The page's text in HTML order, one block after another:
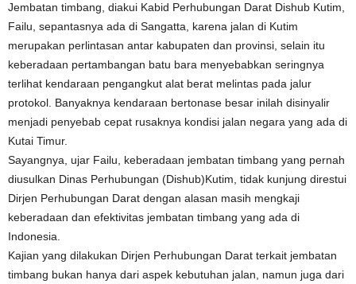
Jembatan timbang, diakui Kabid Perhubungan Darat Dishub Kutim,
Failu, sepantasnya ada di Sangatta, karena jalan di Kutim
merupakan perlintasan antar kabupaten dan provinsi, selain itu
keberadaan pertambangan batu bara menyebabkan seringnya
terlihat kendaraan pengangkut alat berat melintas pada jalur
protokol. Banyaknya kendaraan bertonase besar inilah disinyalir
menjadi penyebab cepat rusaknya kondisi jalan negara yang ada di
Kutai Timur.
Sayangnya, ujar Failu, keberadaan jembatan timbang yang pernah
diusulkan Dinas Perhubungan (Dishub)Kutim, tidak kunjung direstui
Dirjen Perhubungan Darat dengan alasan masih mengkaji
keberadaan dan efektivitas jembatan timbang yang ada di
Indonesia.
Kajian yang dilakukan Dirjen Perhubungan Darat terkait jembatan
timbang bukan hanya dari aspek kebutuhan jalan, namun juga dari